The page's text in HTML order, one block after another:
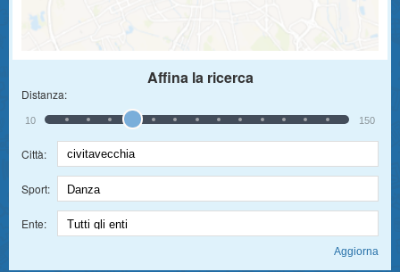
Affina la ricerca
Distanza:
10 150
Città:
Sport:
Ente: